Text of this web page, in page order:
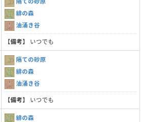
緋の森
油涌き谷
【備考】 いつでも
隔ての砂原
緋の森
油涌き谷
【備考】 いつでも
緋の森